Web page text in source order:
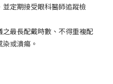
定期接受眼科醫師追蹤檢
最長配戴時數、不得重複配
或潰瘍。